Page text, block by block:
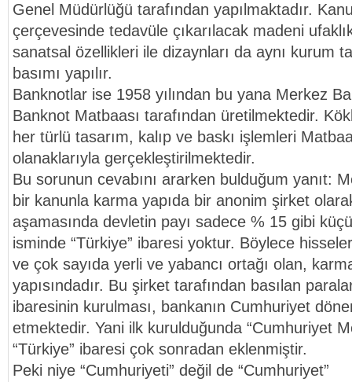
Genel Müdürlüğü tarafından yapılmaktadır.
çerçevesinde tedavüle çıkarılacak madeni
sanatsal özellikleri ile dizaynları da aynı kurum
basımı yapılır.
Banknotlar ise 1958 yılından bu yana Merkez
Banknot Matbaası tarafından üretilmektedir.
her türlü tasarım, kalıp ve baskı işlemleri
olanaklarıyla gerçekleştirilmektedir.
Bu sorunun cevabını ararken bulduğum yanıt:
bir kanunla karma yapıda bir anonim şirket
aşamasında devletin payı sadece % 15 gibi
isminde “Türkiye” ibaresi yoktur. Böylece
ve çok sayıda yerli ve yabancı ortağı olan,
yapısındadır. Bu şirket tarafından basılan
ibaresinin kurulması, bankanın Cumhuriyet
etmektedir. Yani ilk kurulduğunda “Cumhuriyet
“Türkiye” ibaresi çok sonradan eklenmiştir.
Peki niye “Cumhuriyeti” değil de “Cumhuriyet”